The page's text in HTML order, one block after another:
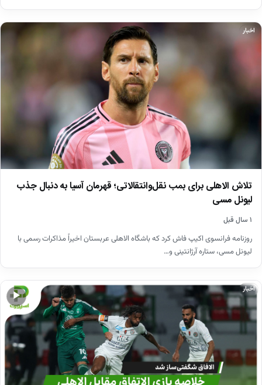
اخبار
تلاش الاهلی برای بمب نقل‌وانتقالاتی؛ قهرمان آسیا به دنبال جذب
لیونل مسی
۱ سال قبل
روزنامه فرانسوی اکیپ فاش کرد که باشگاه الاهلی عربستان اخیراً مذاکرات رسمی با
لیونل مسی، ستاره آرژانتینی و…
▶
اخبار